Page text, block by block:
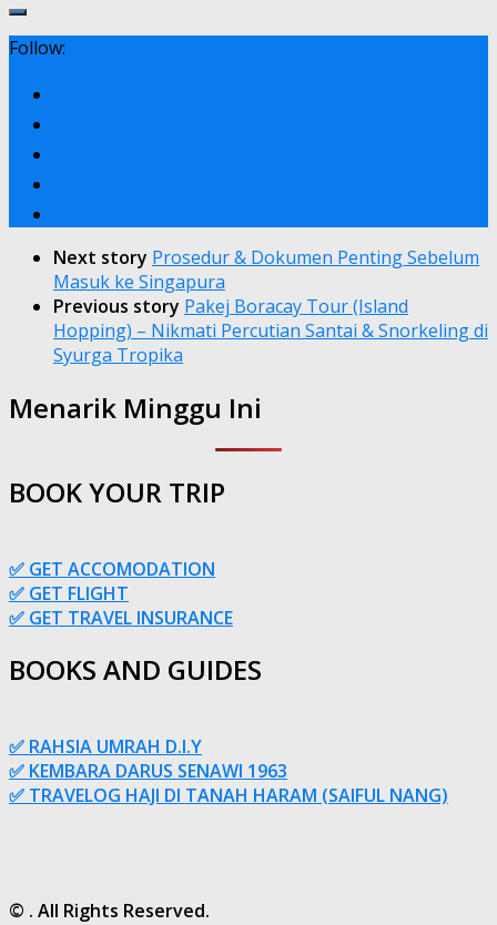
Follow:
Next story Prosedur & Dokumen Penting Sebelum
Masuk ke Singapura
Previous story Pakej Boracay Tour (Island
Hopping) – Nikmati Percutian Santai & Snorkeling di
Syurga Tropika
Menarik Minggu Ini
BOOK YOUR TRIP
✅ GET ACCOMODATION
✅ GET FLIGHT
✅ GET TRAVEL INSURANCE
BOOKS AND GUIDES
✅ RAHSIA UMRAH D.I.Y
✅ KEMBARA DARUS SENAWI 1963
✅ TRAVELOG HAJI DI TANAH HARAM (SAIFUL NANG)
© . All Rights Reserved.